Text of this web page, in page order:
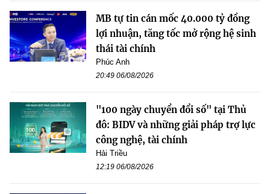
MB tự tin cán mốc 40.000 tỷ đồng
lợi nhuận, tăng tốc mở rộng hệ sinh
thái tài chính
Phúc Anh
20:49 06/08/2026
"100 ngày chuyển đổi số" tại Thủ
đô: BIDV và những giải pháp trợ lực
công nghệ, tài chính
Hải Triều
12:19 06/08/2026